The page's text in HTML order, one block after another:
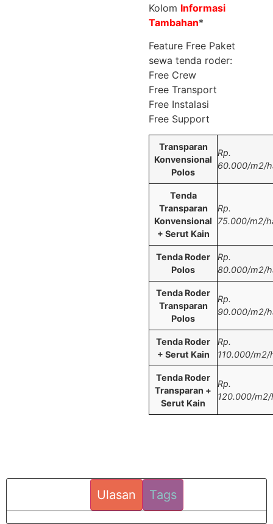
Kolom Informasi
Tambahan*
Feature Free Paket
sewa tenda roder:
Free Crew
Free Transport
Free Instalasi
Free Support
Transparan
Konvensional
Polos
Rp.
60.000/m2/
Tenda
Transparan
Konvensional
+ Serut Kain
Rp.
75.000/m2/
Tenda Roder
Polos
Rp.
80.000/m2/
Tenda Roder
Transparan
Polos
Rp.
90.000/m2/
Tenda Roder
+ Serut Kain
Rp.
110.000/m2/
Tenda Roder
Transparan +
Serut Kain
Rp.
120.000/m2/
Ulasan Tags